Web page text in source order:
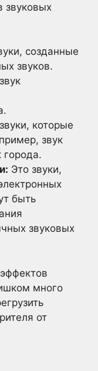
звуковых
созданные
звуков.
которые
звук
города.
Это звуки,
быть
звуковых
много
от